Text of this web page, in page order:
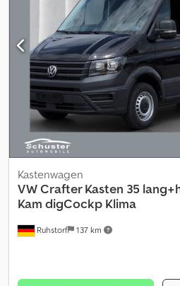
Ruhstorf 137 km
Kastenwagen
VWCrafter Kasten 35
Kam digCockp Klima